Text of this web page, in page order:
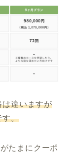
は違いますが
す。
たまにクーポ